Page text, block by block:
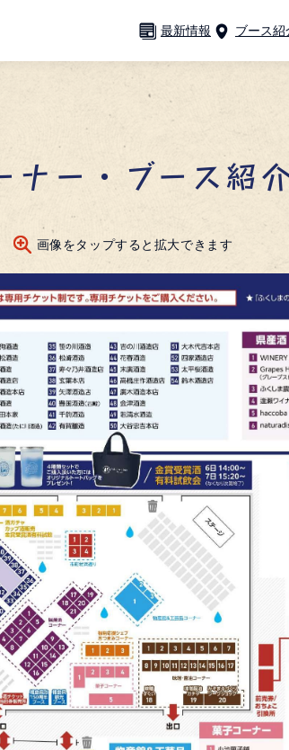
最新情報 ブース紹
ナー・ブース紹
画像をタップすると拡大できます